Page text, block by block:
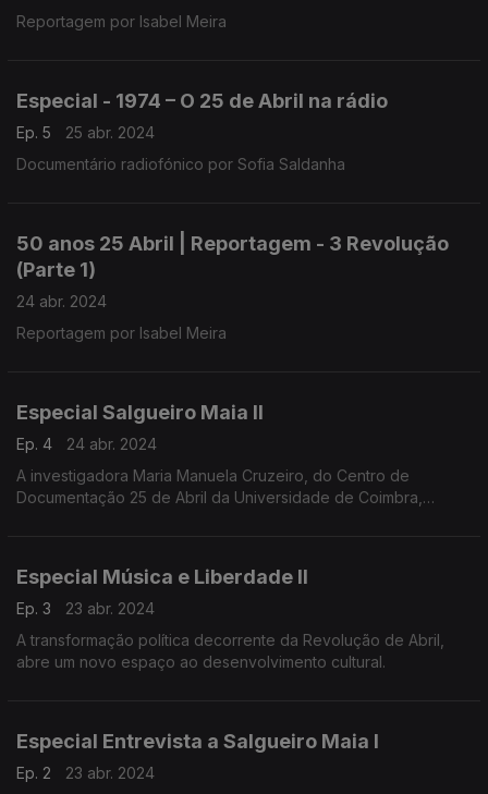
Reportagem por Isabel Meira
Especial - 1974 – O 25 de Abril na rádio
Ep. 5
25 abr. 2024
Documentário radiofónico por Sofia Saldanha
50 anos 25 Abril | Reportagem - 3 Revolução
(Parte 1)
24 abr. 2024
Reportagem por Isabel Meira
Especial Salgueiro Maia II
Ep. 4
24 abr. 2024
A investigadora Maria Manuela Cruzeiro, do Centro de
Documentação 25 de Abril da Universidade de Coimbra,
Especial Música e Liberdade II
Ep. 3
23 abr. 2024
A transformação política decorrente da Revolução de Abril,
abre um novo espaço ao desenvolvimento cultural.
Especial Entrevista a Salgueiro Maia I
Ep. 2
23 abr. 2024